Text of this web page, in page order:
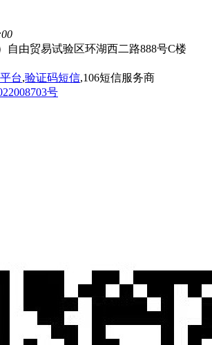
自由贸易试验区环湖西二路888号C楼
台,验证码短信,106短信服务商
号